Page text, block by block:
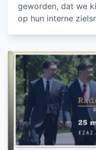
geworden, dat we
op hun interne